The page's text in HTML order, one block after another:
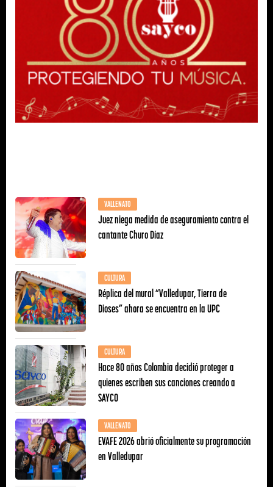
VALLENATO
Juez niega medida de aseguramiento contra el
cantante Churo Díaz
CULTURA
Réplica del mural “Valledupar, Tierra de
Dioses” ahora se encuentra en la UPC
CULTURA
Hace 80 años Colombia decidió proteger a
quienes escriben sus canciones creando a
SAYCO
VALLENATO
EVAFE 2026 abrió oficialmente su programación
en Valledupar